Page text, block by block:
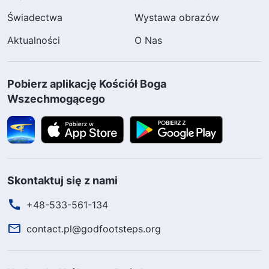
Świadectwa
Wystawa obrazów
Aktualności
O Nas
Pobierz aplikację Kościół Boga
Wszechmogącego
Skontaktuj się z nami
+48-533-561-134
contact.pl@godfootsteps.org